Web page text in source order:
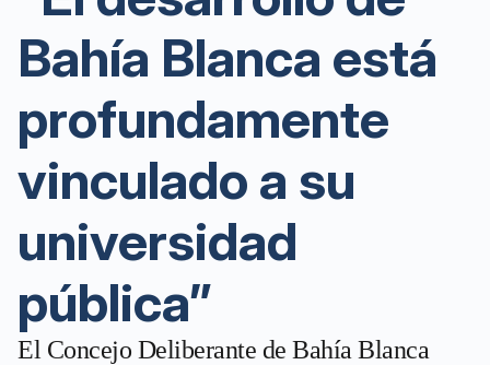
Bahía Blanca está
profundamente
vinculado a su
universidad
pública”
El Concejo Deliberante de Bahía Blanca